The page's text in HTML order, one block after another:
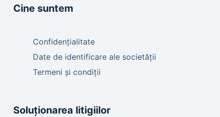
Cine suntem
Confidențialitate
Date de identificare ale societății
Termeni și condiții
Soluționarea litigiilor